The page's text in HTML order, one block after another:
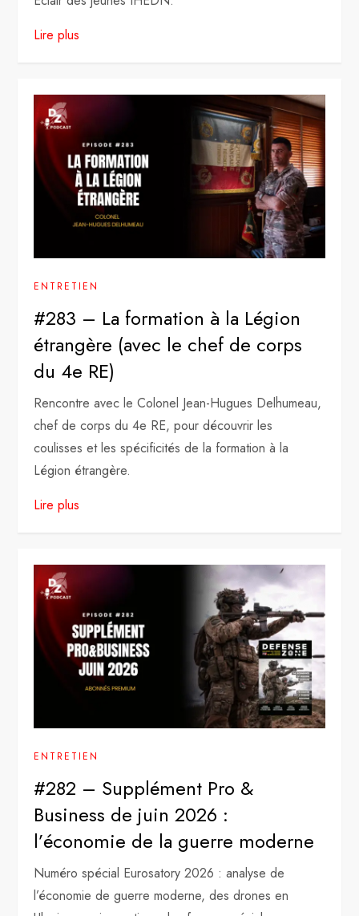
Lire plus
ENTRETIEN
#283 – La formation à la Légion
étrangère (avec le chef de corps
du 4e RE)
Rencontre avec le Colonel Jean-Hugues Delhumeau,
chef de corps du 4e RE, pour découvrir les
coulisses et les spécificités de la formation à la
Légion étrangère.
Lire plus
ENTRETIEN
#282 – Supplément Pro &
Business de juin 2026 :
l’économie de la guerre moderne
Numéro spécial Eurosatory 2026 : analyse de
l’économie de guerre moderne, des drones en